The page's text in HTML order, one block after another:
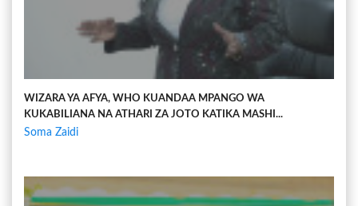
WIZARA YA AFYA, WHO KUANDAA MPANGO WA
KUKABILIANA NA ATHARI ZA JOTO KATIKA MASHI...
Soma Zaidi